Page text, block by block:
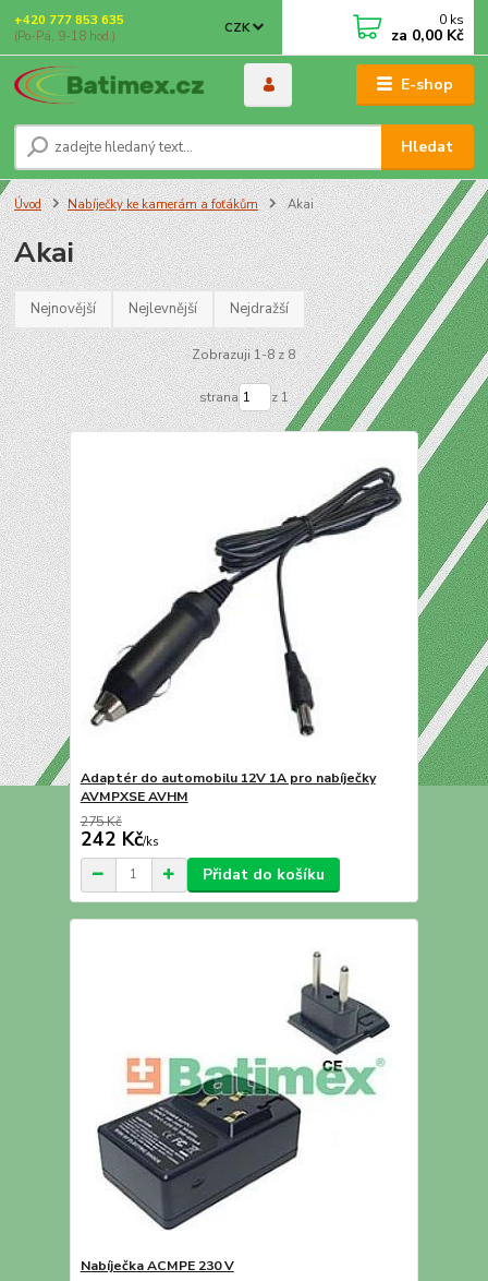
E-shop
CZK
Hledat
+420 777 853 635
(Po-Pá, 9-18 hod.)
0 ks
za 0,00 Kč
Úvod Nabíječky ke kamerám a foťákům Akai
Akai
Nejnovější Nejlevnější Nejdražší
Zobrazuji 1-8 z 8
strana z 1
Adaptér do automobilu 12V 1A pro nabíječky
AVMPXSE AVHM
275 Kč
242 Kč/ks
Přidat do košíku
Nabíječka ACMPE 230 V